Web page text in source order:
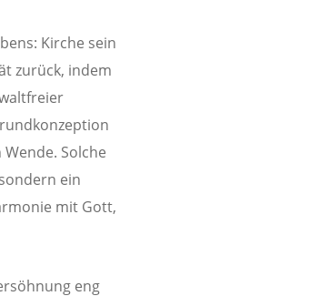
Kirche sein
zurück, indem
Solche
ein
mit Gott,
eng